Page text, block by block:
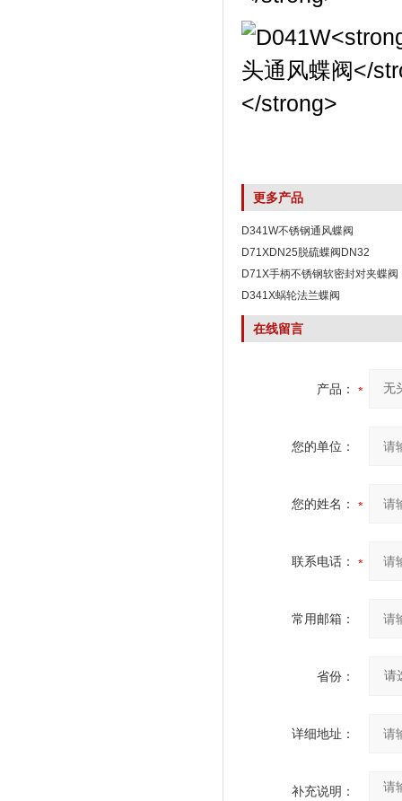
更多产品
D341W不锈钢通风蝶阀
D71XDN25脱硫蝶阀DN32
D71X手柄不锈钢软密封对夹蝶阀
D341X蜗轮法兰蝶阀
在线留言
产品：
您的单位：
您的姓名：
联系电话：
常用邮箱：
省份：
详细地址：
补充说明：